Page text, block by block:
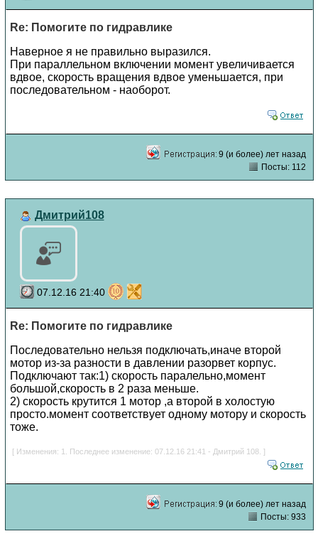
Re: Помогите по гидравлике
Наверное я не правильно выразился.
При параллельном включении момент увеличивается
вдвое, скорость вращения вдвое уменьшается, при
последовательном - наоборот.
9 (и более) лет назад
Посты: 112
Дмитрий108
07.12.16 21:40
Re: Помогите по гидравлике
Последовательно нельзя подключать,иначе второй
мотор из-за разности в давлении разорвет корпус.
Подключают так:1) скорость паралельно,момент
большой,скорость в 2 раза меньше.
2) скорость крутится 1 мотор ,а второй в холостую
просто.момент соответствует одному мотору и скорость
тоже.
[ Изменения: 1. Последнее изменение: 07.12.16 21:41 - Дмитрий 108. ]
9 (и более) лет назад
Посты: 933